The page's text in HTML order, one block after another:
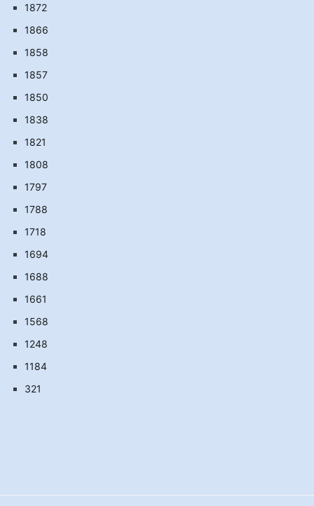
1872
1866
1858
1857
1850
1838
1821
1808
1797
1788
1718
1694
1688
1661
1568
1248
1184
321